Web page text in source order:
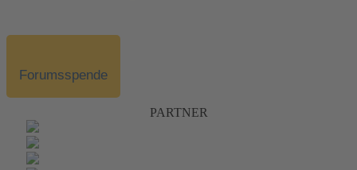
Forumsspende
PARTNER